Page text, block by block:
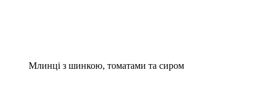
Млинці з шинкою, томатами та сиром